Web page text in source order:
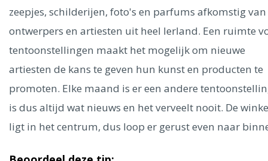
Singapore
Berlijn Mechelen
Florence
Dublin
Hong Kong München Wenen Budapest
Madrid
Vancouver
Alles bekijken
zeepjes, schilderijen, foto's en parfums afkomstig van
ontwerpers en artiesten uit heel Ierland. Een ruimte
tentoonstellingen maakt het mogelijk om nieuwe
artiesten de kans te geven hun kunst en producten te
promoten. Elke maand is er een andere
is dus altijd wat nieuws en het verveelt nooit. De
ligt in het centrum, dus loop er gerust even naar